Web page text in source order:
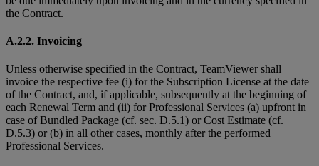
the Contract.
A.2.2. Invoicing
Unless otherwise specified in the Contract, TeamViewer shall
invoice the respective fee (i) for the Subscription License at the date
of the Contract, and, if applicable, subsequently at the beginning of
each Renewal Term and (ii) for Professional Services (a) upfront in
case of Bundled Package (cf. sec. D.5.1) or Cost Estimate (cf.
D.5.3) or (b) in all other cases, monthly after the performed
Professional Services.